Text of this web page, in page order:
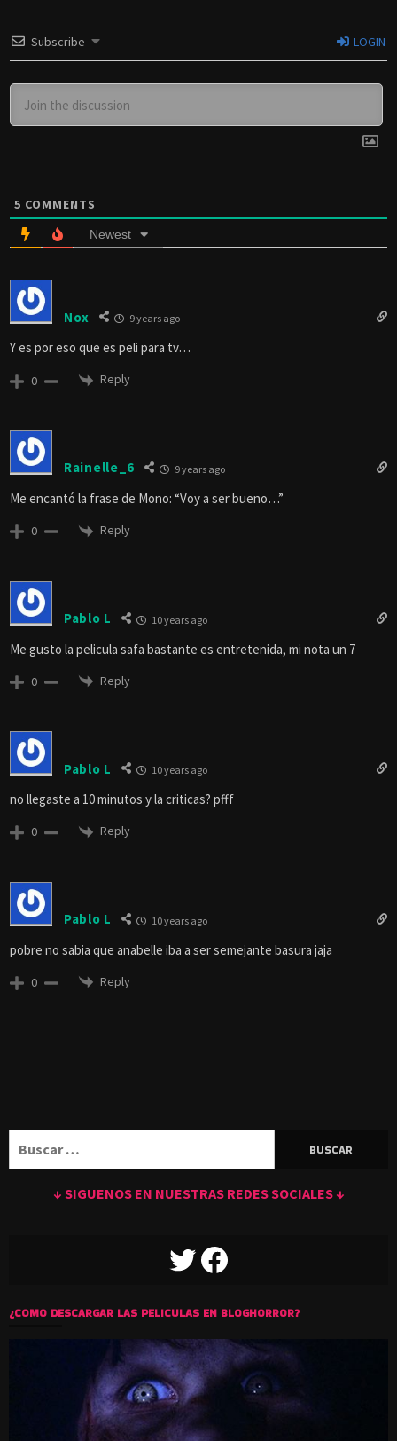
Subscribe LOGIN
5 COMMENTS
Newest
Nox 9 years ago
Y es por eso que es peli para tv…
0 Reply
Rainelle_6 9 years ago
Me encantó la frase de Mono: “Voy a ser bueno…”
0 Reply
Pablo L 10 years ago
Me gusto la pelicula safa bastante es entretenida, mi nota un 7
0 Reply
Pablo L 10 years ago
no llegaste a 10 minutos y la criticas? pfff
0 Reply
Pablo L 10 years ago
pobre no sabia que anabelle iba a ser semejante basura jaja
0 Reply
↓ SIGUENOS EN NUESTRAS REDES SOCIALES ↓
TWITTERFACEBOOK
¿COMO DESCARGAR LAS PELICULAS EN BLOGHORROR?